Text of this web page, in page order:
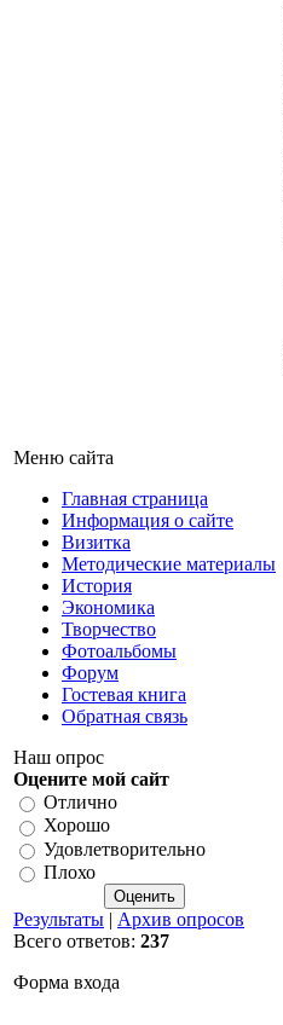
Меню сайта
Главная страница
Информация о сайте
Визитка
Методические материалы
История
Экономика
Творчество
Фотоальбомы
Форум
Гостевая книга
Обратная связь
Наш опрос
Оцените мой сайт
Отлично
Хорошо
Удовлетворительно
Плохо
Результаты | Архив опросов
Всего ответов: 237
Форма входа